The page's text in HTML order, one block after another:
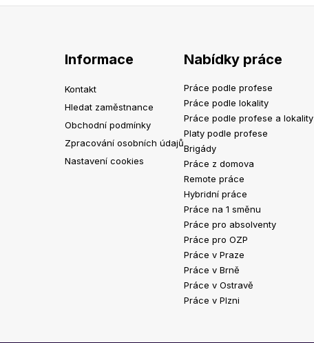
Informace
Kontakt
Hledat zaměstnance
Obchodní podmínky
Zpracování osobních údajů
Nastavení cookies
Nabídky práce
Práce podle profese
Práce podle lokality
Práce podle profese a lokality
Platy podle profese
Brigády
Práce z domova
Remote práce
Hybridní práce
Práce na 1 směnu
Práce pro absolventy
Práce pro OZP
Práce v Praze
Práce v Brně
Práce v Ostravě
Práce v Plzni